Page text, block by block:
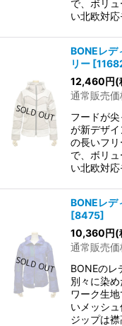
で、ボリ
い北欧対
BONEレデ
リー [
12,460円(
通常販売価
フードが
が新デザ
の長いフ
で、ボリ
い北欧対
BONEレデ
[8475]
10,360円(
通常販売価
BONEのレ
別々に染
ワーク生
いメッシュ
ジップは